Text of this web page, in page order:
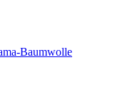
Baumwolle